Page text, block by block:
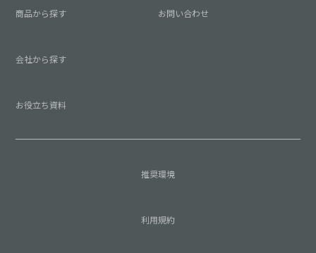
商品から探す
会社から探す
お役立ち資料
お問い合わせ
推奨環境
利用規約